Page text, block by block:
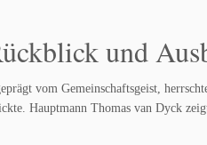
und
vom Gemeinschaftsgeist,
Hauptmann Thomas van Dyck